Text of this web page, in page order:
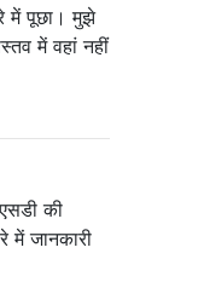
में पूछा। मुझे
में वहां नहीं
की
में जानकारी